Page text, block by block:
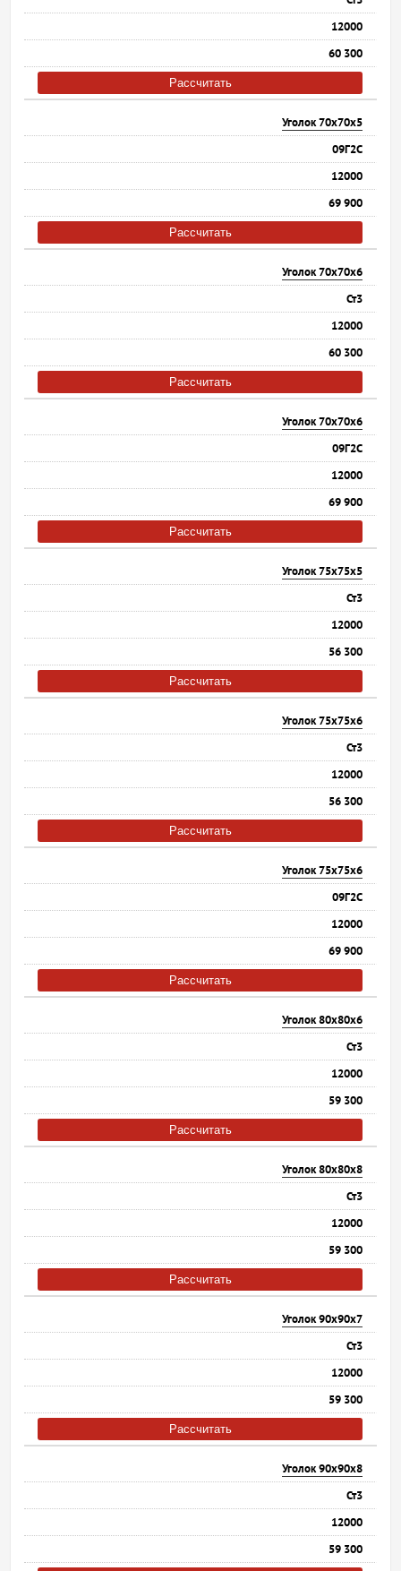
12000
60 300
Рассчитать
Уголок 70х70х5
09Г2С
12000
69 900
Рассчитать
Уголок 70х70х6
Ст3
12000
60 300
Рассчитать
Уголок 70х70х6
09Г2С
12000
69 900
Рассчитать
Уголок 75х75х5
Ст3
12000
56 300
Рассчитать
Уголок 75х75х6
Ст3
12000
56 300
Рассчитать
Уголок 75х75х6
09Г2С
12000
69 900
Рассчитать
Уголок 80х80х6
Ст3
12000
59 300
Рассчитать
Уголок 80х80х8
Ст3
12000
59 300
Рассчитать
Уголок 90х90х7
Ст3
12000
59 300
Рассчитать
Уголок 90х90х8
Ст3
12000
59 300